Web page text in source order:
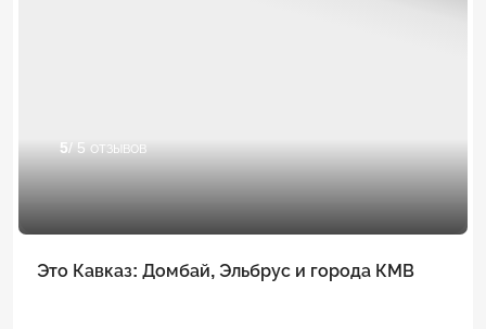
5/ 5 отзывов
Это Кавказ: Домбай, Эльбрус и города КМВ